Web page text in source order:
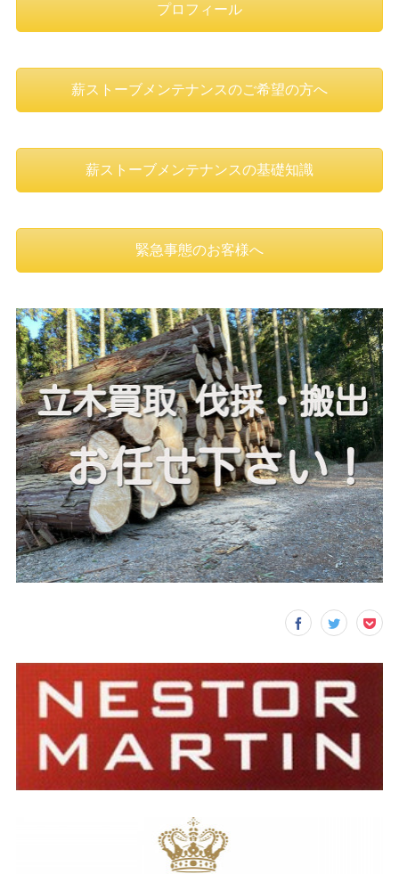
プロフィール
薪ストーブメンテナンスのご希望の方へ
薪ストーブメンテナンスの基礎知識
緊急事態のお客様へ